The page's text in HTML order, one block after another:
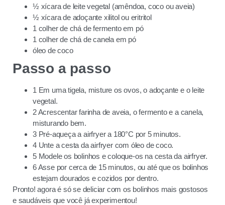
½ xícara de leite vegetal (amêndoa, coco ou aveia)
½ xícara de adoçante xilitol ou eritritol
1 colher de chá de fermento em pó
1 colher de chá de canela em pó
óleo de coco
Passo a passo
1 Em uma tigela, misture os ovos, o adoçante e o leite
vegetal.
2 Acrescentar farinha de aveia, o fermento e a canela,
misturando bem.
3 Pré-aqueça a airfryer a 180°C por 5 minutos.
4 Unte a cesta da airfryer com óleo de coco.
5 Modele os bolinhos e coloque-os na cesta da airfryer.
6 Asse por cerca de 15 minutos, ou até que os bolinhos
estejam dourados e cozidos por dentro.
Pronto! agora é só se deliciar com os bolinhos mais gostosos
e saudáveis que você já experimentou!